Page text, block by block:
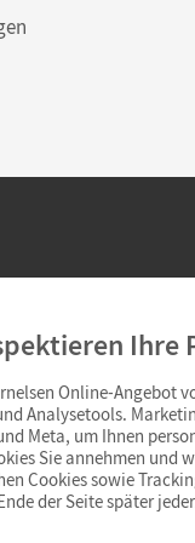
Ihre
Online-Angebot
Analysetools.
Meta, um Ihnen
Sie annehmen und
Cookies sowie
der Seite später